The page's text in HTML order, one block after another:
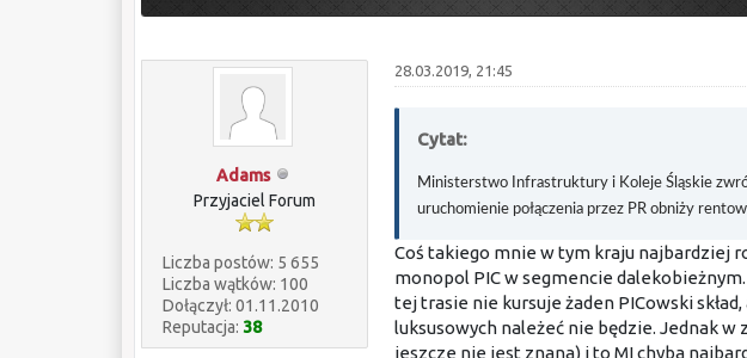
Adams
Przyjaciel Forum
Liczba postów: 5 655
Liczba wątków: 100
Dołączył: 01.11.2010
Reputacja: 38
28.03.2019, 21:45
Cytat:
Ministerstwo Infrastruktury i Koleje Śląskie
uruchomienie połączenia przez PR obniży
Coś takiego mnie w tym kraju najbardziej
monopol PIC w segmencie
tej trasie nie kursuje żaden PICowski
luksusowych należeć nie będzie. Jednak
jeszcze nie jest znana) i to MI chyba